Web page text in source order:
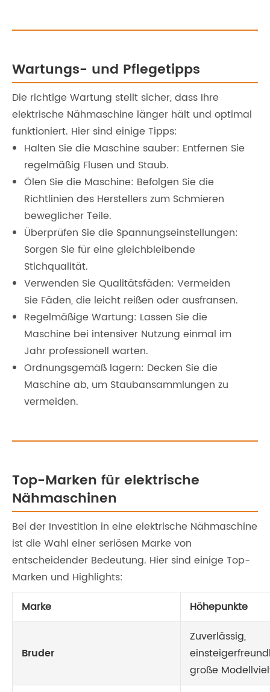
Wartungs- und Pflegetipps
Die richtige Wartung stellt sicher, dass Ihre
elektrische Nähmaschine länger hält und optimal
funktioniert. Hier sind einige Tipps:
Halten Sie die Maschine sauber: Entfernen Sie
regelmäßig Flusen und Staub.
Ölen Sie die Maschine: Befolgen Sie die
Richtlinien des Herstellers zum Schmieren
beweglicher Teile.
Überprüfen Sie die Spannungseinstellungen:
Sorgen Sie für eine gleichbleibende
Stichqualität.
Verwenden Sie Qualitätsfäden: Vermeiden
Sie Fäden, die leicht reißen oder ausfransen.
Regelmäßige Wartung: Lassen Sie die
Maschine bei intensiver Nutzung einmal im
Jahr professionell warten.
Ordnungsgemäß lagern: Decken Sie die
Maschine ab, um Staubansammlungen zu
vermeiden.
Top-Marken für elektrische
Nähmaschinen
Bei der Investition in eine elektrische Nähmaschine
ist die Wahl einer seriösen Marke von
entscheidender Bedeutung. Hier sind einige Top-
Marken und Highlights:
Marke
Höhepunkte
Bruder
Zuverlässig,
große